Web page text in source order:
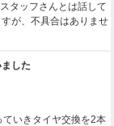
タッフさんとは話して
が、不具合はありませ
した
いきタイヤ交換を2本